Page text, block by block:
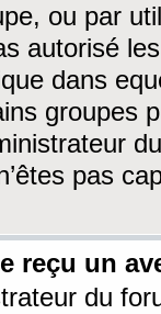
ou par
autorisé
dans
groupes
pas
reçu un
du